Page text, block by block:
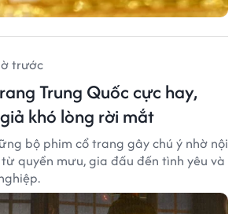
trước
Trung Quốc cực hay,
khó lòng rời mắt
bộ phim cổ trang gây chú ý nhờ nội
quyền mưu, gia đấu đến tình yêu và